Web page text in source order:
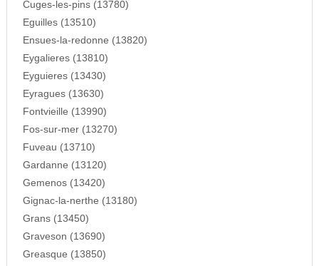
Cuges-les-pins (13780)
Eguilles (13510)
Ensues-la-redonne (13820)
Eygalieres (13810)
Eyguieres (13430)
Eyragues (13630)
Fontvieille (13990)
Fos-sur-mer (13270)
Fuveau (13710)
Gardanne (13120)
Gemenos (13420)
Gignac-la-nerthe (13180)
Grans (13450)
Graveson (13690)
Greasque (13850)